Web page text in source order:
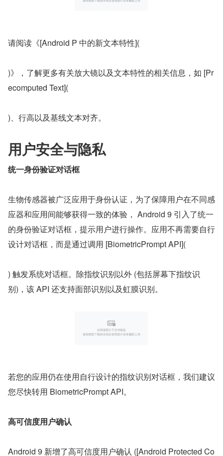
请阅读《[Android P 中的新文本特性](
)》，了解更多有关放大镜以及文本特性的相关信息，如 [Pr
ecomputed Text](
)、行高以及基线文本对齐。
用户安全与隐私
统一身份验证对话框
生物传感器被广泛应用于身份认证，为了保障用户在不同感
应器和应用间能够获得一致的体验， Android 9 引入了统一
的身份验证对话框，提示用户进行操作。应用不再需要自行
设计对话框，而是通过调用 [BiometricPrompt API](
) 触发系统对话框。除指纹识别以外 (包括屏幕下指纹识
别)，该 API 还支持面部识别以及虹膜识别。
若您的应用仍在使用自行设计的指纹识别对话框，我们建议
您尽快转用 BiometricPrompt API。
高可信度用户确认
Android 9 新增了高可信度用户确认 ([Android Protected Co